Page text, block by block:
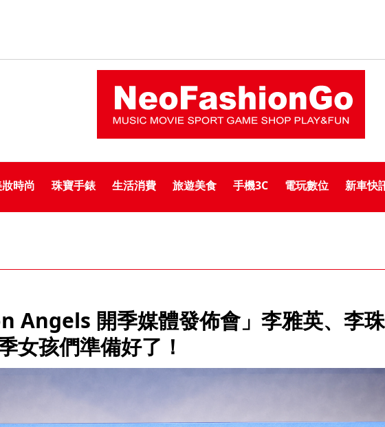
時尚 珠寶手錶 生活消費 旅遊美食 手機3C 電玩數位 新車快
Angels 開季媒體發佈會」李雅英、李
女孩們準備好了！